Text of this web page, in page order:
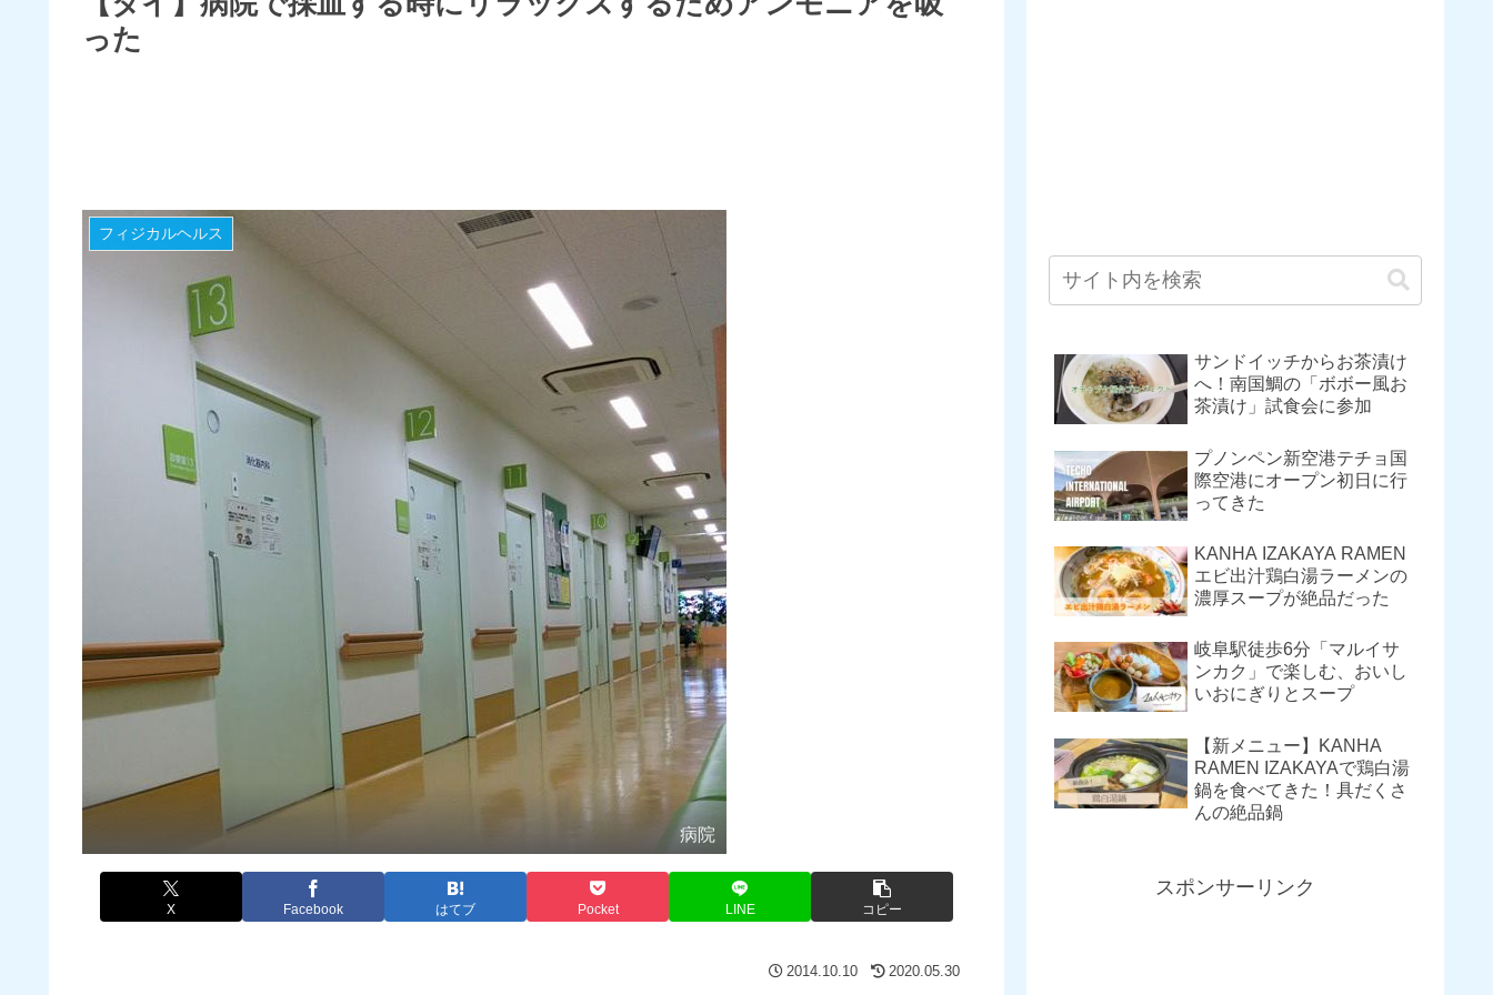
った
フィジカルヘルス
病院
X Facebook はてブ Pocket LINE コピー
2014.10.10 2020.05.30
サンドイッチからお茶漬け
へ！南国鯛の「ボボー風お
茶漬け」試食会に参加
プノンペン新空港テチョ国
際空港にオープン初日に行
ってきた
KANHA IZAKAYA RAMEN
エビ出汁鶏白湯ラーメンの
濃厚スープが絶品だった
岐阜駅徒歩6分「マルイサ
ンカク」で楽しむ、おいし
いおにぎりとスープ
【新メニュー】KANHA
RAMEN IZAKAYAで鶏白湯
鍋を食べてきた！具だくさ
んの絶品鍋
スポンサーリンク